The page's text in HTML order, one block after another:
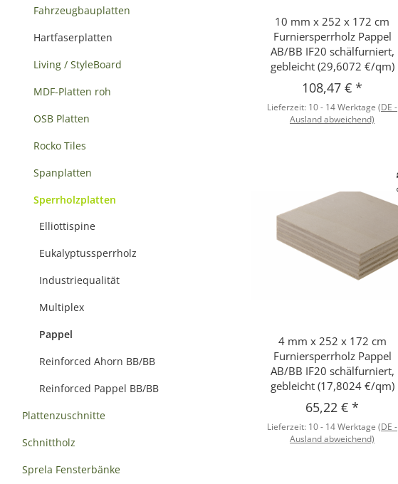
Schnellkauf
10 mm x 252 x 172 cm
Furniersperrholz Pappel
AB/BB IF20 schälfurniert,
gebleicht (29,6072 €/qm)
108,47 €*
Lieferzeit: 10 - 14 Werktage(DE -
Ausland abweichend)
Schnellkauf
4 mm x 252 x 172 cm
Furniersperrholz Pappel
AB/BB IF20 schälfurniert,
gebleicht (17,8024 €/qm)
65,22 €*
Lieferzeit: 10 - 14 Werktage(DE -
Ausland abweichend)
Fahrzeugbauplatten
Hartfaserplatten
Living / StyleBoard
MDF-Platten roh
OSB Platten
Rocko Tiles
Spanplatten
Sperrholzplatten
Elliottispine
Eukalyptussperrholz
Industriequalität
Multiplex
Pappel
Reinforced Ahorn BB/BB
Reinforced Pappel BB/BB
Plattenzuschnitte
Schnittholz
Sprela Fensterbänke